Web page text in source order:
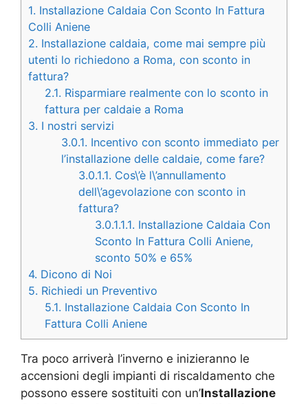
1. Installazione Caldaia Con Sconto In Fattura
Colli Aniene
2. Installazione caldaia, come mai sempre più
utenti lo richiedono a Roma, con sconto in
fattura?
2.1. Risparmiare realmente con lo sconto in
fattura per caldaie a Roma
3. I nostri servizi
3.0.1. Incentivo con sconto immediato per
l’installazione delle caldaie, come fare?
3.0.1.1. Cos\’è l\’annullamento
dell\’agevolazione con sconto in
fattura?
3.0.1.1.1. Installazione Caldaia Con
Sconto In Fattura Colli Aniene,
sconto 50% e 65%
4. Dicono di Noi
5. Richiedi un Preventivo
5.1. Installazione Caldaia Con Sconto In
Fattura Colli Aniene
Tra poco arriverà l’inverno e inizieranno le
accensioni degli impianti di riscaldamento che
possono essere sostituiti con un’Installazione